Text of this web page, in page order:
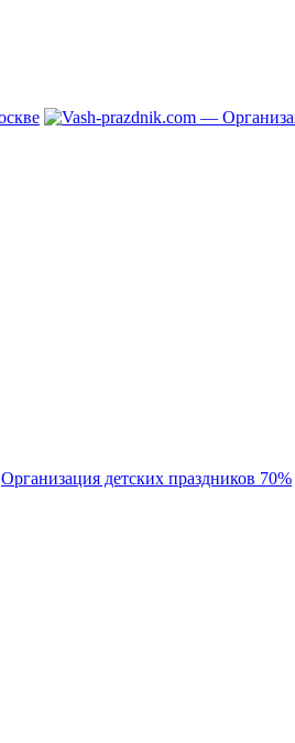
Организация детских праздников 70%